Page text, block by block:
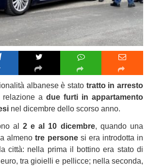
albanese è stato tratto in arresto
relazione a due furti in appartamento
nel dicembre dello scorso anno.
al 2 e al 10 dicembre, quando una
almenotre personesi era introdotta in
città: nella prima il bottino era stato di
tra gioielli e pellicce; nella seconda,